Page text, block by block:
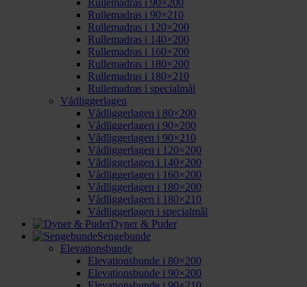
Rullemadras i 90×200
Rullemadras i 90×210
Rullemadras i 120×200
Rullemadras i 140×200
Rullemadras i 160×200
Rullemadras i 180×200
Rullemadras i 180×210
Rullemadras i specialmål
Vådliggerlagen
Vådliggerlagen i 80×200
Vådliggerlagen i 90×200
Vådliggerlagen i 90×210
Vådliggerlagen i 120×200
Vådliggerlagen i 140×200
Vådliggerlagen i 160×200
Vådliggerlagen i 180×200
Vådliggerlagen i 180×210
Vådliggerlagen i specialmål
Dyner & Puder
Sengebunde
Elevationsbunde
Elevationsbunde i 80×200
Elevationsbunde i 90×200